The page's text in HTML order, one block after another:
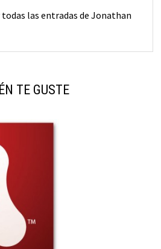
todas las entradas de Jonathan
TE GUSTE